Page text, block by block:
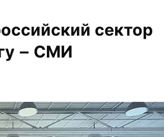
сектор
– СМИ